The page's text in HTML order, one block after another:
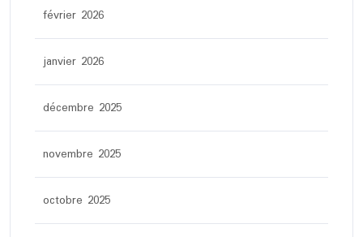
février 2026
janvier 2026
décembre 2025
novembre 2025
octobre 2025